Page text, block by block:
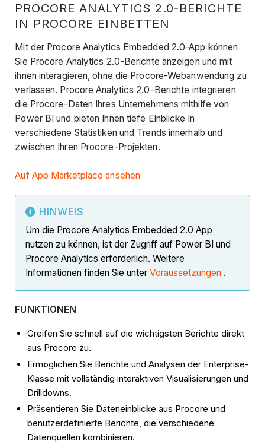
PROCORE ANALYTICS 2.0-BERICHTE
IN PROCORE EINBETTEN
Mit der Procore Analytics Embedded 2.0-App können
Sie Procore Analytics 2.0-Berichte anzeigen und mit
ihnen interagieren, ohne die Procore-Webanwendung zu
verlassen. Procore Analytics 2.0-Berichte integrieren
die Procore-Daten Ihres Unternehmens mithilfe von
Power BI und bieten Ihnen tiefe Einblicke in
verschiedene Statistiken und Trends innerhalb und
zwischen Ihren Procore-Projekten.
Auf App Marketplace ansehen
HINWEIS
Um die Procore Analytics Embedded 2.0 App
nutzen zu können, ist der Zugriff auf Power BI und
Procore Analytics erforderlich. Weitere
Informationen finden Sie unterVoraussetzungen .
FUNKTIONEN
Greifen Sie schnell auf die wichtigsten Berichte direkt
aus Procore zu.
Ermöglichen Sie Berichte und Analysen der Enterprise-
Klasse mit vollständig interaktiven Visualisierungen und
Drilldowns.
Präsentieren Sie Dateneinblicke aus Procore und
benutzerdefinierte Berichte, die verschiedene
Datenquellen kombinieren.